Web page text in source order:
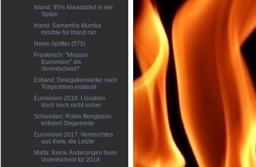
Island: 95% Marktanteil in der
Spitze
Irland: Samantha Mumba
möchte für Irland ran
News-Splitter (575)
Frankreich: "Mission
Eurovision" als
Vorentscheid?
Estland: Delegationsleiter nach
Tonproblem erstaunt
Eurovision 2018: Lissabon
doch noch nicht sicher
Schweden: Robin Bengtsson
kritisiert Siegesrede
Eurovision 2017: Vermischtes
aus Kiew, die Letzte
Malta: Keine Änderungen beim
Vorentscheid für 2018